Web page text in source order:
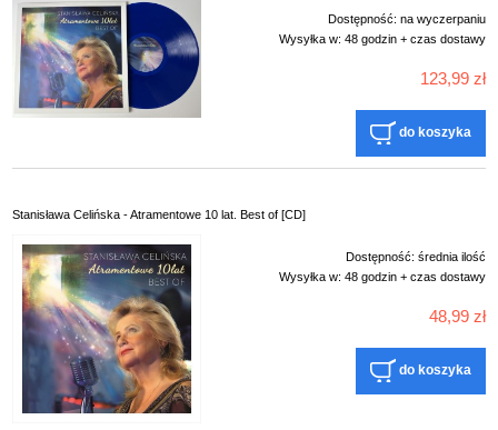
Dostępność: na wyczerpaniu
Wysyłka w: 48 godzin + czas dostawy
123,99 zł
do koszyka
Stanisława Celińska - Atramentowe 10 lat. Best of [CD]
Dostępność: średnia ilość
Wysyłka w: 48 godzin + czas dostawy
48,99 zł
do koszyka